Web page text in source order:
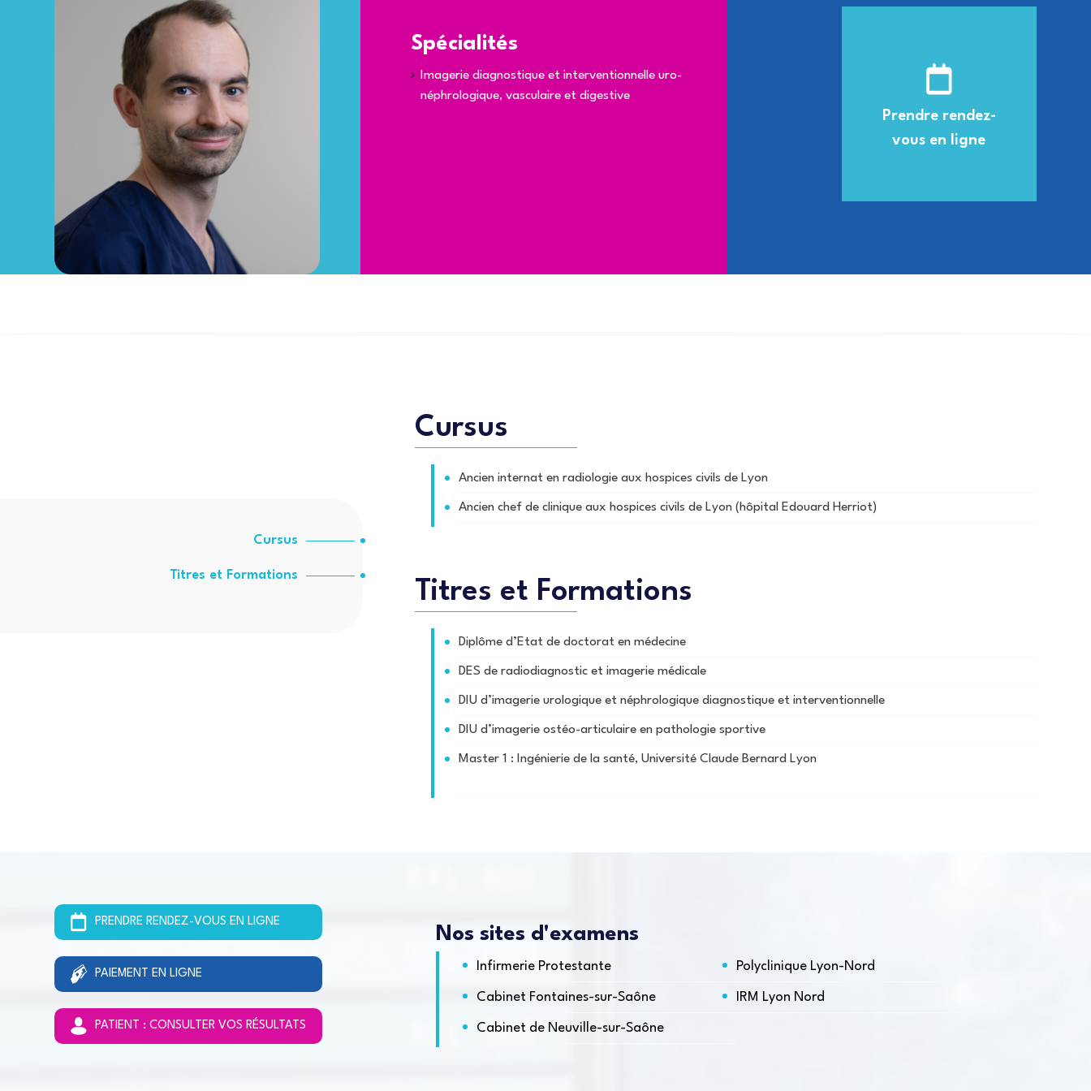
Spécialités
Imagerie diagnostique et interventionnelle uro-
néphrologique, vasculaire et digestive
Prendre rendez-
vous en ligne
Cursus
Titres et Formations
Cursus
Ancien internat en radiologie aux hospices civils de Lyon
Ancien chef de clinique aux hospices civils de Lyon (hôpital Edouard Herriot)
Titres et Formations
Diplôme d’Etat de doctorat en médecine
DES de radiodiagnostic et imagerie médicale
DIU d’imagerie urologique et néphrologique diagnostique et interventionnelle
DIU d’imagerie ostéo-articulaire en pathologie sportive
Master 1 : Ingénierie de la santé, Université Claude Bernard Lyon
PRENDRE RENDEZ-VOUS EN LIGNE
PAIEMENT EN LIGNE
PATIENT : CONSULTER VOS RÉSULTATS
Nos sites d'examens
Infirmerie Protestante Polyclinique Lyon-Nord
Cabinet Fontaines-sur-Saône IRM Lyon Nord
Cabinet de Neuville-sur-Saône